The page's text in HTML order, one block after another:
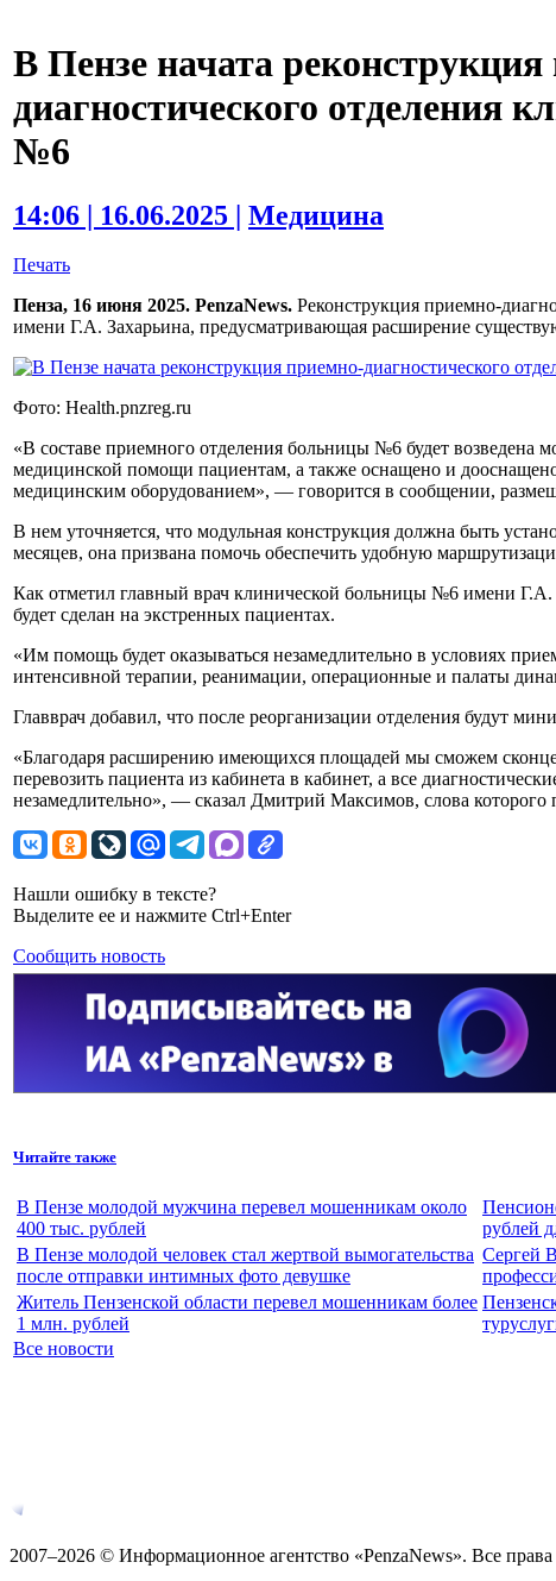
В Пензе начата
диагностического отделения
№6
14:06 | 16.06.2025 | Медицина
Печать
Пенза, 16 июня 2025. PenzaNews. Реконструкция приемно-
имени Г.А. Захарьина, предусматривающая расширение
Фото: Health.pnzreg.ru
«В составе приемного отделения больницы №6 будет возведена
медицинской помощи пациентам, а также оснащено и
медицинским оборудованием», — говорится в сообщении,
В нем уточняется, что модульная конструкция должна быть
месяцев, она призвана помочь обеспечить удобную
Как отметил главный врач клинической больницы №6 имени
будет сделан на экстренных пациентах.
«Им помощь будет оказываться незамедлительно в условиях
интенсивной терапии, реанимации, операционные и палаты
Главврач добавил, что после реорганизации отделения будут
«Благодаря расширению имеющихся площадей мы сможем
перевозить пациента из кабинета в кабинет, а все
незамедлительно», — сказал Дмитрий Максимов, слова которого
Нашли ошибку в тексте?
Выделите ее и нажмите Ctrl+Enter
Сообщить новость
Читайте также
В Пензе молодой мужчина перевел мошенникам около
400 тыс. рублей
рублей
В Пензе молодой человек стал жертвой вымогательства
после отправки интимных фото девушке
Сергей
Житель Пензенской области перевел мошенникам более
1 млн. рублей
Все новости
2007–2026 © Информационное агентство «PenzaNews». Все